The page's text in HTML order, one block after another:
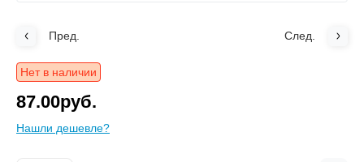
Пред. След.
Нет в наличии
87.00руб.
Нашли дешевле?